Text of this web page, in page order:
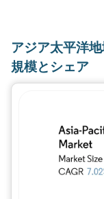
アジア太平洋
規模とシェア